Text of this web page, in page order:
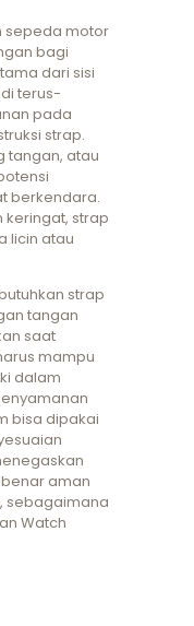
sepeda motor
bagi
dari sisi
terus-
pada
strap.
tangan, atau
berkendara.
strap
licin atau
strap
tangan
saat
mampu
dalam
bisa dipakai
aman
sebagaimana
Watch